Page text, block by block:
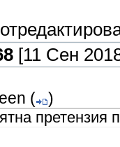
[11 Сен
(
)
претензия